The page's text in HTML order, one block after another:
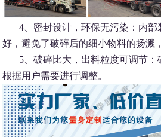
4、密封设计，环保无污染：内部
好，避免了破碎后的细小物料的扬溅
5、破碎比大，出料粒度可调节：
根据用户需要进行调整。